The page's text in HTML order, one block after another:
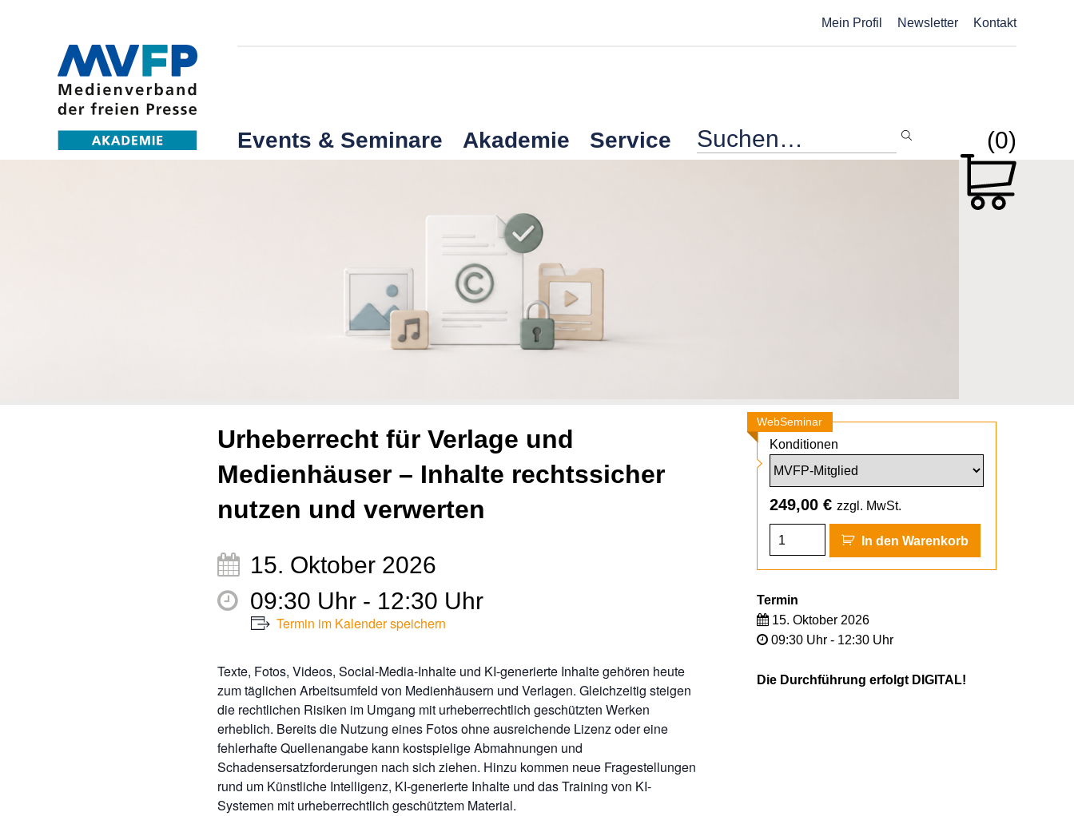
Mein Profil Newsletter Kontakt
Events & Seminare Akademie Service (0)
WebSeminar
Konditionen
249,00 € zzgl. MwSt.
In den Warenkorb
Termin
15. Oktober 2026
09:30 Uhr - 12:30 Uhr
Die Durchführung erfolgt DIGITAL!
Urheberrecht für Verlage und
Medienhäuser – Inhalte rechtssicher
nutzen und verwerten
15. Oktober 2026
09:30 Uhr - 12:30 Uhr
Termin im Kalender speichern
Texte, Fotos, Videos, Social-Media-Inhalte und KI-generierte Inhalte gehören heute
zum täglichen Arbeitsumfeld von Medienhäusern und Verlagen. Gleichzeitig steigen
die rechtlichen Risiken im Umgang mit urheberrechtlich geschützten Werken
erheblich. Bereits die Nutzung eines Fotos ohne ausreichende Lizenz oder eine
fehlerhafte Quellenangabe kann kostspielige Abmahnungen und
Schadensersatzforderungen nach sich ziehen. Hinzu kommen neue Fragestellungen
rund um Künstliche Intelligenz, KI-generierte Inhalte und das Training von KI-
Systemen mit urheberrechtlich geschütztem Material.